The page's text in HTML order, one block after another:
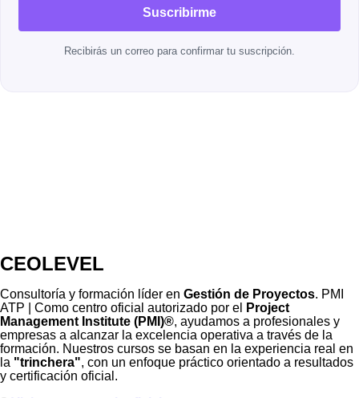
Suscribirme
Recibirás un correo para confirmar tu suscripción.
CEOLEVEL
Consultoría y formación líder en Gestión de Proyectos. PMI
ATP | Como centro oficial autorizado por el
Project
Management Institute (PMI)®, ayudamos a profesionales y
empresas a alcanzar la excelencia operativa a través de la
formación. Nuestros cursos se basan en la experiencia real en
la "trinchera", con un enfoque práctico orientado a resultados
y certificación oficial.